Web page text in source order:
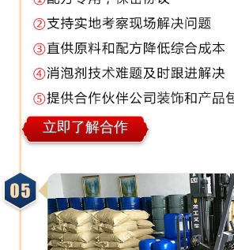
立即了解合作